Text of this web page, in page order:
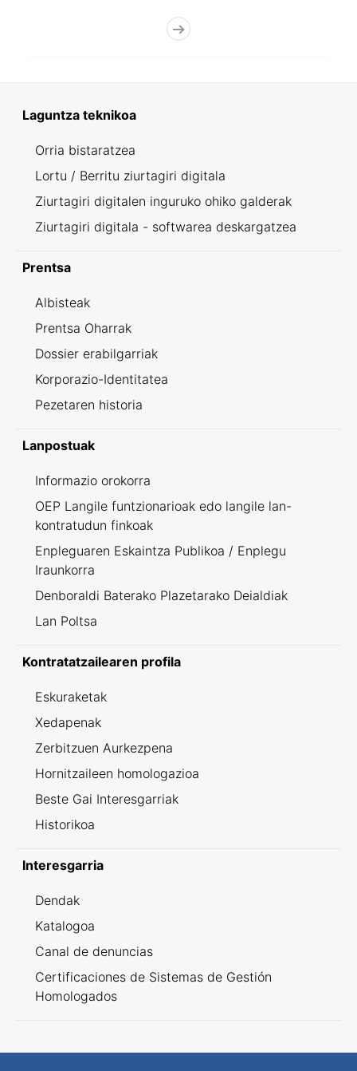
Laguntza teknikoa
Orria bistaratzea
Lortu / Berritu ziurtagiri digitala
Ziurtagiri digitalen inguruko ohiko galderak
Ziurtagiri digitala - softwarea deskargatzea
Prentsa
Albisteak
Prentsa Oharrak
Dossier erabilgarriak
Korporazio-Identitatea
Pezetaren historia
Lanpostuak
Informazio orokorra
OEP Langile funtzionarioak edo langile lan-
kontratudun finkoak
Enpleguaren Eskaintza Publikoa / Enplegu
Iraunkorra
Denboraldi Baterako Plazetarako Deialdiak
Lan Poltsa
Kontratatzailearen profila
Eskuraketak
Xedapenak
Zerbitzuen Aurkezpena
Hornitzaileen homologazioa
Beste Gai Interesgarriak
Historikoa
Interesgarria
Dendak
Katalogoa
Canal de denuncias
Certificaciones de Sistemas de Gestión
Homologados